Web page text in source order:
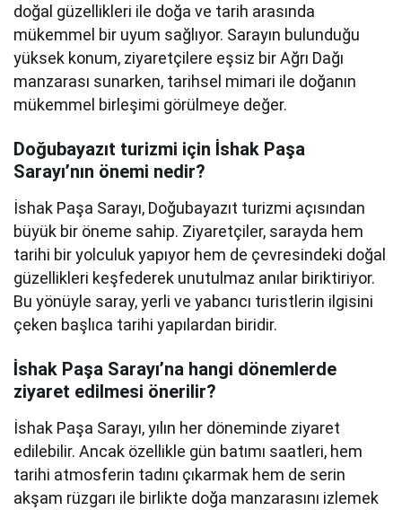
doğal güzellikleri ile doğa ve tarih arasında
mükemmel bir uyum sağlıyor. Sarayın bulunduğu
yüksek konum, ziyaretçilere eşsiz bir Ağrı Dağı
manzarası sunarken, tarihsel mimari ile doğanın
mükemmel birleşimi görülmeye değer.
Doğubayazıt turizmi için İshak Paşa
Sarayı’nın önemi nedir?
İshak Paşa Sarayı, Doğubayazıt turizmi açısından
büyük bir öneme sahip. Ziyaretçiler, sarayda hem
tarihi bir yolculuk yapıyor hem de çevresindeki doğal
güzellikleri keşfederek unutulmaz anılar biriktiriyor.
Bu yönüyle saray, yerli ve yabancı turistlerin ilgisini
çeken başlıca tarihi yapılardan biridir.
İshak Paşa Sarayı’na hangi dönemlerde
ziyaret edilmesi önerilir?
İshak Paşa Sarayı, yılın her döneminde ziyaret
edilebilir. Ancak özellikle gün batımı saatleri, hem
tarihi atmosferin tadını çıkarmak hem de serin
akşam rüzgarı ile birlikte doğa manzarasını izlemek